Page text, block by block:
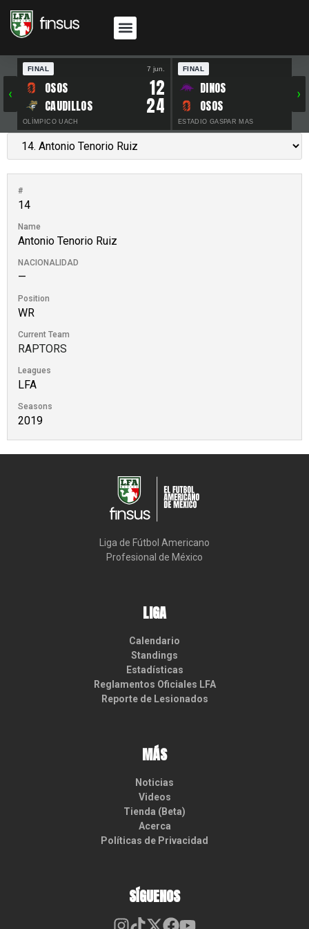
‹
FINAL 7 jun.
OSOS 12
CAUDILLOS 24
OLÍMPICO UACH
FINAL
DINOS
OSOS
ESTADIO GASPAR MAS
›
#
14
Name
Antonio Tenorio Ruiz
NACIONALIDAD
—
Position
WR
Current Team
RAPTORS
Leagues
LFA
Seasons
2019
Liga de Fútbol Americano
Profesional de México
LIGA
Calendario
Standings
Estadísticas
Reglamentos Oficiales LFA
Reporte de Lesionados
MÁS
Noticias
Videos
Tienda (Beta)
Acerca
Políticas de Privacidad
SÍGUENOS